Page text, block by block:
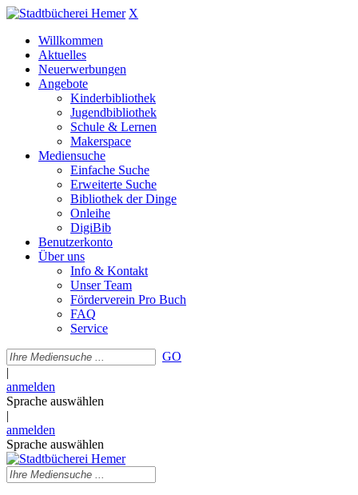
X
Willkommen
Aktuelles
Neuerwerbungen
Angebote
Kinderbibliothek
Jugendbibliothek
Schule & Lernen
Makerspace
Mediensuche
Einfache Suche
Erweiterte Suche
Bibliothek der Dinge
Onleihe
DigiBib
Benutzerkonto
Über uns
Info & Kontakt
Unser Team
Förderverein Pro Buch
FAQ
Service
GO
|
anmelden
Sprache auswählen
|
anmelden
Sprache auswählen